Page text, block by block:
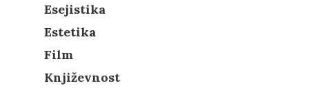
Esejistika
Estetika
Film
Književnost